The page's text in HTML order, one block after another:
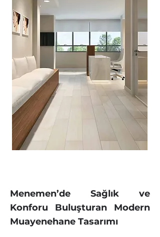
Menemen’de Sağlık ve
Konforu Buluşturan Modern
Muayenehane Tasarımı